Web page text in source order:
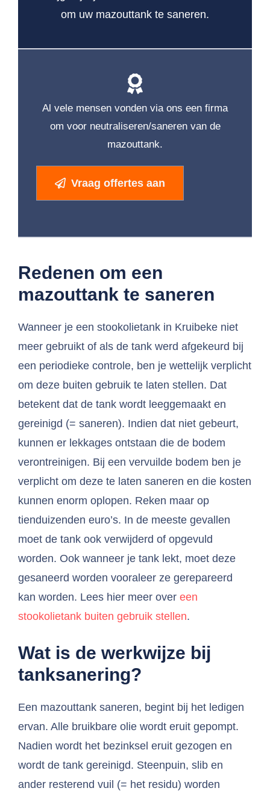
om uw mazouttank te saneren.
Al vele mensen vonden via ons een firma
om voor neutraliseren/saneren van de
mazouttank.
Vraag offertes aan
Redenen om een
mazouttank te saneren
Wanneer je een stookolietank in Kruibeke niet
meer gebruikt of als de tank werd afgekeurd bij
een periodieke controle, ben je wettelijk verplicht
om deze buiten gebruik te laten stellen. Dat
betekent dat de tank wordt leeggemaakt en
gereinigd (= saneren). Indien dat niet gebeurt,
kunnen er lekkages ontstaan die de bodem
verontreinigen. Bij een vervuilde bodem ben je
verplicht om deze te laten saneren en die kosten
kunnen enorm oplopen. Reken maar op
tienduizenden euro’s. In de meeste gevallen
moet de tank ook verwijderd of opgevuld
worden. Ook wanneer je tank lekt, moet deze
gesaneerd worden vooraleer ze gerepareerd
kan worden. Lees hier meer over een
stookolietank buiten gebruik stellen.
Wat is de werkwijze bij
tanksanering?
Een mazouttank saneren, begint bij het ledigen
ervan. Alle bruikbare olie wordt eruit gepompt.
Nadien wordt het bezinksel eruit gezogen en
wordt de tank gereinigd. Steenpuin, slib en
ander resterend vuil (= het residu) worden